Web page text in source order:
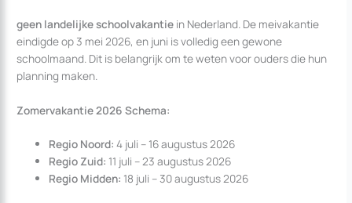
geen landelijke schoolvakantie in Nederland. De meivakantie
eindigde op 3 mei 2026, en juni is volledig een gewone
schoolmaand. Dit is belangrijk om te weten voor ouders die hun
planning maken.
Zomervakantie 2026 Schema:
Regio Noord:4 juli – 16 augustus 2026
Regio Zuid: 11 juli – 23 augustus 2026
Regio Midden: 18 juli – 30 augustus 2026